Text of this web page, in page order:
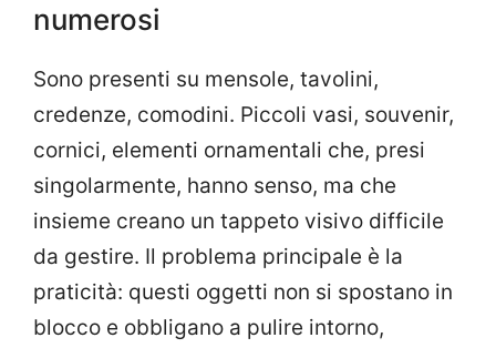
numerosi
Sono presenti su mensole, tavolini,
credenze, comodini. Piccoli vasi, souvenir,
cornici, elementi ornamentali che, presi
singolarmente, hanno senso, ma che
insieme creano un tappeto visivo difficile
da gestire. Il problema principale è la
praticità: questi oggetti non si spostano in
blocco e obbligano a pulire intorno,